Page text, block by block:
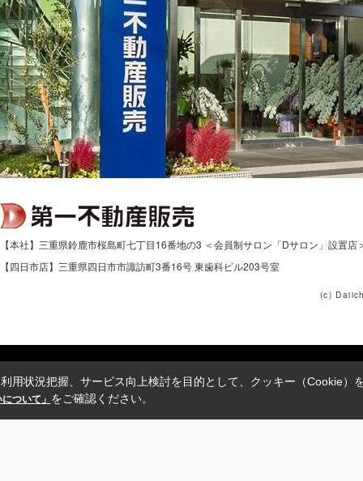
【本社】三重県鈴鹿市桜島町七丁目16番地の3 ＜会員制サロン「Dサロン」設置店
【四日市店】三重県四日市市諏訪町3番16号 東歯科ビル203号室
(c)
用状況把握、サービス向上検討を目的として、クッキー（Cookie）
ついて」 をご確認ください。